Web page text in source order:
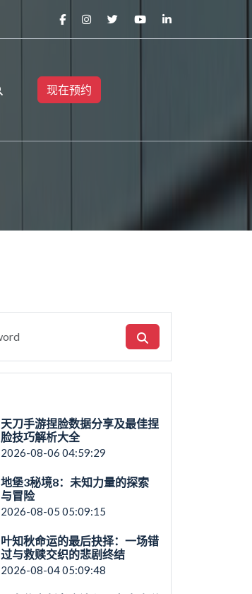
现在预约
天刀手游捏脸数据分享及最佳捏
脸技巧解析大全
2026-08-06 04:59:29
地堡3秘境8：未知力量的探索
与冒险
2026-08-05 05:09:15
叶知秋命运的最后抉择：一场错
过与救赎交织的悲剧终结
2026-08-04 05:09:48